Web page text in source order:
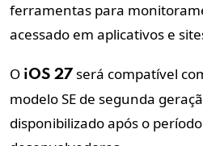
ferramentas para
acessado em aplicativos e
O iOS 27 será compatível
modelo SE de segunda
disponibilizado após o